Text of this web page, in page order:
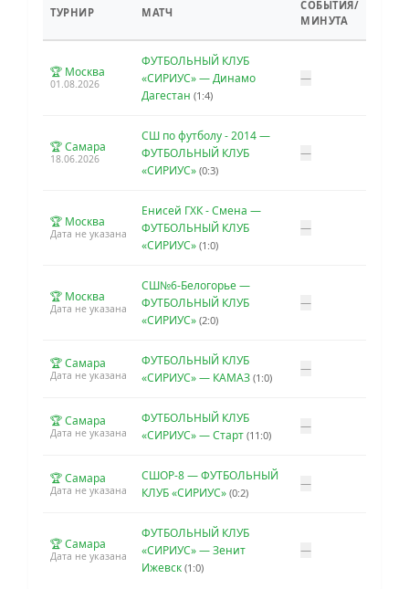
ТУРНИР МАТЧ
СОБЫТИЯ/
МИНУТА
🏆 Москва
01.08.2026
ФУТБОЛЬНЫЙ КЛУБ
«СИРИУС» — Динамо
Дагестан (1:4)
—
🏆 Самара
18.06.2026
СШ по футболу - 2014 —
ФУТБОЛЬНЫЙ КЛУБ
«СИРИУС» (0:3)
—
🏆 Москва
Дата не указана
Енисей ГХК - Смена —
ФУТБОЛЬНЫЙ КЛУБ
«СИРИУС» (1:0)
—
🏆 Москва
Дата не указана
СШ№6-Белогорье —
ФУТБОЛЬНЫЙ КЛУБ
«СИРИУС» (2:0)
—
🏆 Самара
Дата не указана
ФУТБОЛЬНЫЙ КЛУБ
«СИРИУС» — КАМАЗ (1:0)
—
🏆 Самара
Дата не указана
ФУТБОЛЬНЫЙ КЛУБ
«СИРИУС» — Старт (11:0)
—
🏆 Самара
Дата не указана
СШОР-8 — ФУТБОЛЬНЫЙ
КЛУБ «СИРИУС» (0:2)
—
🏆 Самара
Дата не указана
ФУТБОЛЬНЫЙ КЛУБ
«СИРИУС» — Зенит
Ижевск (1:0)
—